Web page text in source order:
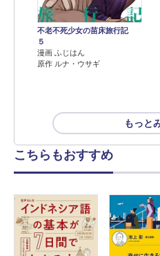
不老不死少女の苗床旅行記
５
漫画 ふじはん
原作 ルナ・ウサギ
もっと
こちらもおすすめ